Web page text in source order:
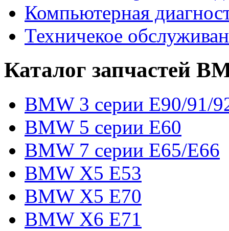
Компьютерная
Техничекое
Каталог запчастей
BMW 3 серии E90/91/
BMW 5 серии E60
BMW 7 серии E65/E66
BMW X5 E53
BMW X5 E70
BMW X6 E71